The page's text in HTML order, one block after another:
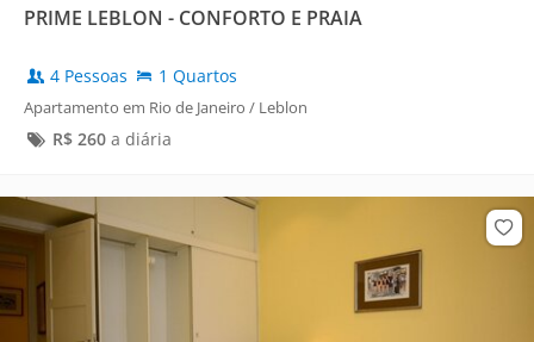
PRIME LEBLON - CONFORTO E PRAIA
4 Pessoas 1 Quartos
Apartamento em Rio de Janeiro / Leblon
R$ 260a diária